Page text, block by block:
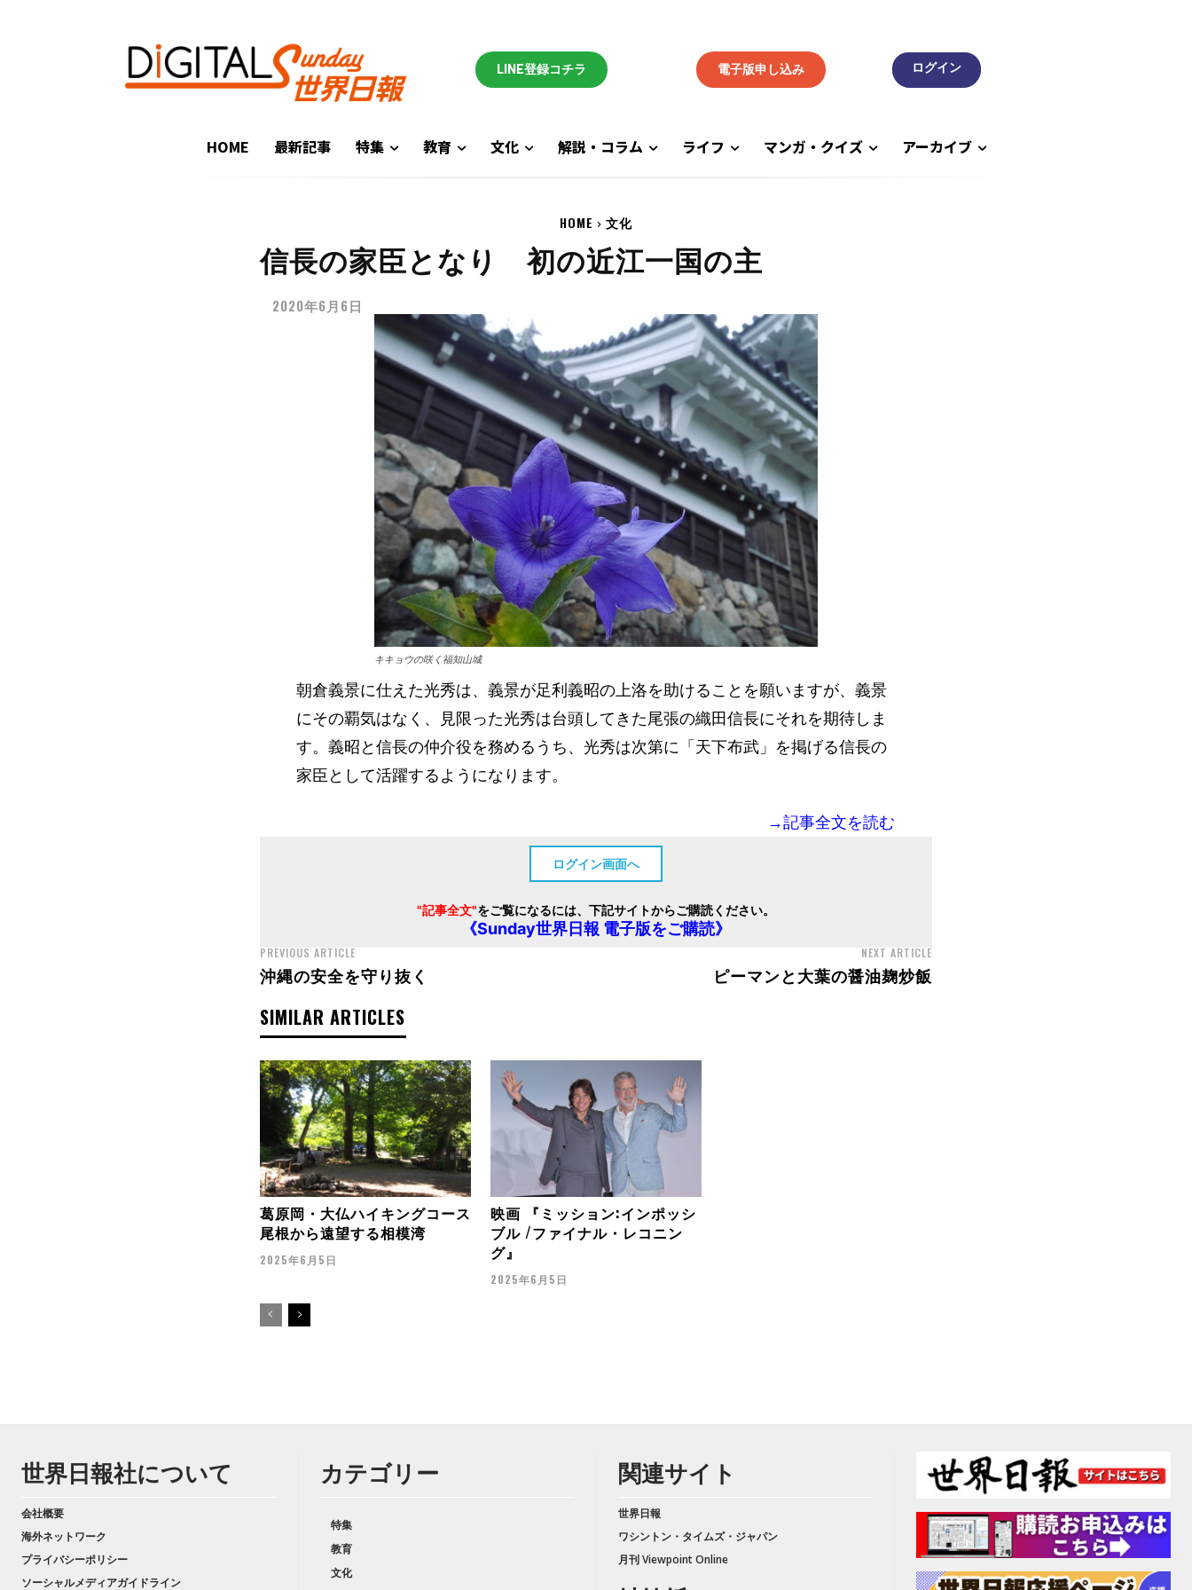
LINE登録コチラ 電子版申し込み
HOME 最新記事 特集 教育 文化 解説・コラム ライフ マンガ・クイズ アーカイブ
HOME 文化
信長の家臣となり 初の近江一国の主
2020年6月6日
キキョウの咲く福知山城
朝倉義景に仕えた光秀は、義景が足利義昭の上洛を助けることを願いますが、義景
にその覇気はなく、見限った光秀は台頭してきた尾張の織田信長にそれを期待しま
す。義昭と信長の仲介役を務めるうち、光秀は次第に「天下布武」を掲げる信長の
家臣として活躍するようになります。
→記事全文を読む
ログイン画面へ
"記事全文"をご覧になるには、下記サイトからご購読ください。
《Sunday世界日報 電子版をご購読》
PREVIOUS ARTICLE
沖縄の安全を守り抜く
NEXT ARTICLE
ピーマンと大葉の醤油麹炒飯
SIMILAR ARTICLES
葛原岡・大仏ハイキングコース
尾根から遠望する相模湾
2025年6月5日
映画 『ミッション:インポッシ
ブル /ファイナル・レコニン
グ』
2025年6月5日
世界日報社について
会社概要
海外ネットワーク
プライバシーポリシー
ソーシャルメディアガイドライン
カテゴリー
特集
教育
文化
関連サイト
世界日報
ワシントン・タイムズ・ジャパン
月刊 Viewpoint Online